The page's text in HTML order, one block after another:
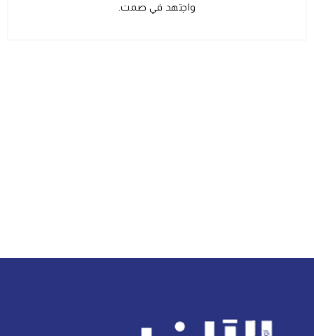
واجتهد في صمت.